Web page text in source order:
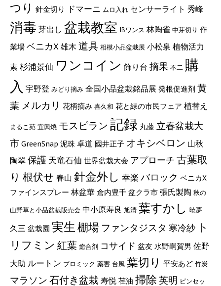
つり 針金切り ドマーニ ムロ入れ センサーライト 秀峰
消毒 芽出し 盆栽教室 IBワンス 林陶雀 中芽切り 作
業場 ベニカX 雄木 道具 相模小品盆栽展 小松泉 植物活力
素杉浦景仙 ワンコイン 飾り台 摘果 不二 購
入 宇野登 みどり摘み 全国小品盆栽銘品展 発根促進剤 黄
葉 メルカリ 花柄摘み 喜久和 花と緑の市民フェア 植替え
まるこ苑 宜興焼 モスピラン記録 丸藤 立春盆栽大
市GreenSnap 泥珠 卓道 國井正子 オキシベロン 山秋
陶翠保護 天竜石仙 世界盆栽大会 アプローチ 古葉取
り 根伏せ 春山 針金外し 幸楽 バロック ベニカX
ファインスプレー 林盆華 倉内豊千 盆クラ市 張氏製陶 秋の
山野草と小品盆栽販売会 中小原寿良 旭清 葉すかし 暁夢
久三 盆栽園 実生棚場 ファンタジスタ 寒冷紗 ト
リフミン 紅葉 癒合剤 コサイド 盆友 水野嗣賀男 佐野
大助 ルートン プロミック 薬害 台風 葉切り 平安あど 竹炭
マラソン 石付き盆栽 寿悦 荏油 掃除 英明 ピンセッ